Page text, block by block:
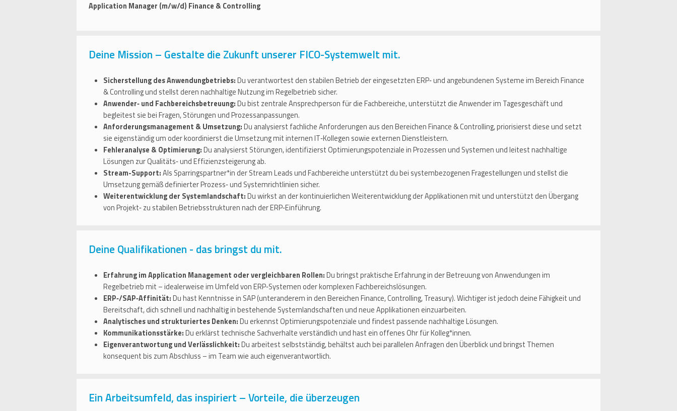
Application Manager (m/w/d) Finance & Controlling
Deine Mission – Gestalte die Zukunft unserer FICO-Systemwelt mit.
Sicherstellung des Anwendungbetriebs:Du verantwortest den stabilen Betrieb der eingesetzten ERP‑ und angebundenen Systeme im Bereich Finance
& Controlling und stellst deren nachhaltige Nutzung im Regelbetrieb sicher.
Anwender‑ und Fachbereichsbetreuung:Du bist zentrale Ansprechperson für die Fachbereiche, unterstützt die Anwender im Tagesgeschäft und
begleitest sie bei Fragen, Störungen und Prozessanpassungen.
Anforderungsmanagement & Umsetzung:Du analysierst fachliche Anforderungen aus den Bereichen Finance & Controlling, priorisierst diese und setzt
sie eigenständig um oder koordinierst die Umsetzung mit internen IT‑Kollegen sowie externen Dienstleistern.
Fehleranalyse & Optimierung:Du analysierst Störungen, identifizierst Optimierungspotenziale in Prozessen und Systemen und leitest nachhaltige
Lösungen zur Qualitäts‑ und Effizienzsteigerung ab.
Stream-Support:Als Sparringspartner*in der Stream Leads und Fachbereiche unterstützt du bei systembezogenen Fragestellungen und stellst die
Umsetzung gemäß definierter Prozess‑ und Systemrichtlinien sicher.
Weiterentwicklung der Systemlandschaft:Du wirkst an der kontinuierlichen Weiterentwicklung der Applikationen mit und unterstützt den Übergang
von Projekt‑ zu stabilen Betriebsstrukturen nach der ERP‑Einführung.
Deine Qualifikationen - das bringst du mit.
Erfahrung im Application Management oder vergleichbaren Rollen:Du bringst praktische Erfahrung in der Betreuung von Anwendungen im
Regelbetrieb mit – idealerweise im Umfeld von ERP‑Systemen oder komplexen Fachbereichslösungen.
ERP‑/SAP‑Affinität:Du hast Kenntnisse in SAP (unteranderem in den Bereichen Finance, Controlling, Treasury). Wichtiger ist jedoch deine Fähigkeit und
Bereitschaft, dich schnell und nachhaltig in bestehende Systemlandschaften und neue Applikationen einzuarbeiten.
Analytisches und strukturiertes Denken:Du erkennst Optimierungspotenziale und findest passende nachhaltige Lösungen.
Kommunikationsstärke:Du erklärst technische Sachverhalte verständlich und hast ein offenes Ohr für Kolleg*innen.
Eigenverantwortung und Verlässlichkeit:Du arbeitest selbstständig, behältst auch bei parallelen Anfragen den Überblick und bringst Themen
konsequent bis zum Abschluss – im Team wie auch eigenverantwortlich.
Ein Arbeitsumfeld, das inspiriert – Vorteile, die überzeugen